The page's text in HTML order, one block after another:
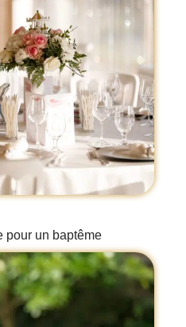
pour un baptême